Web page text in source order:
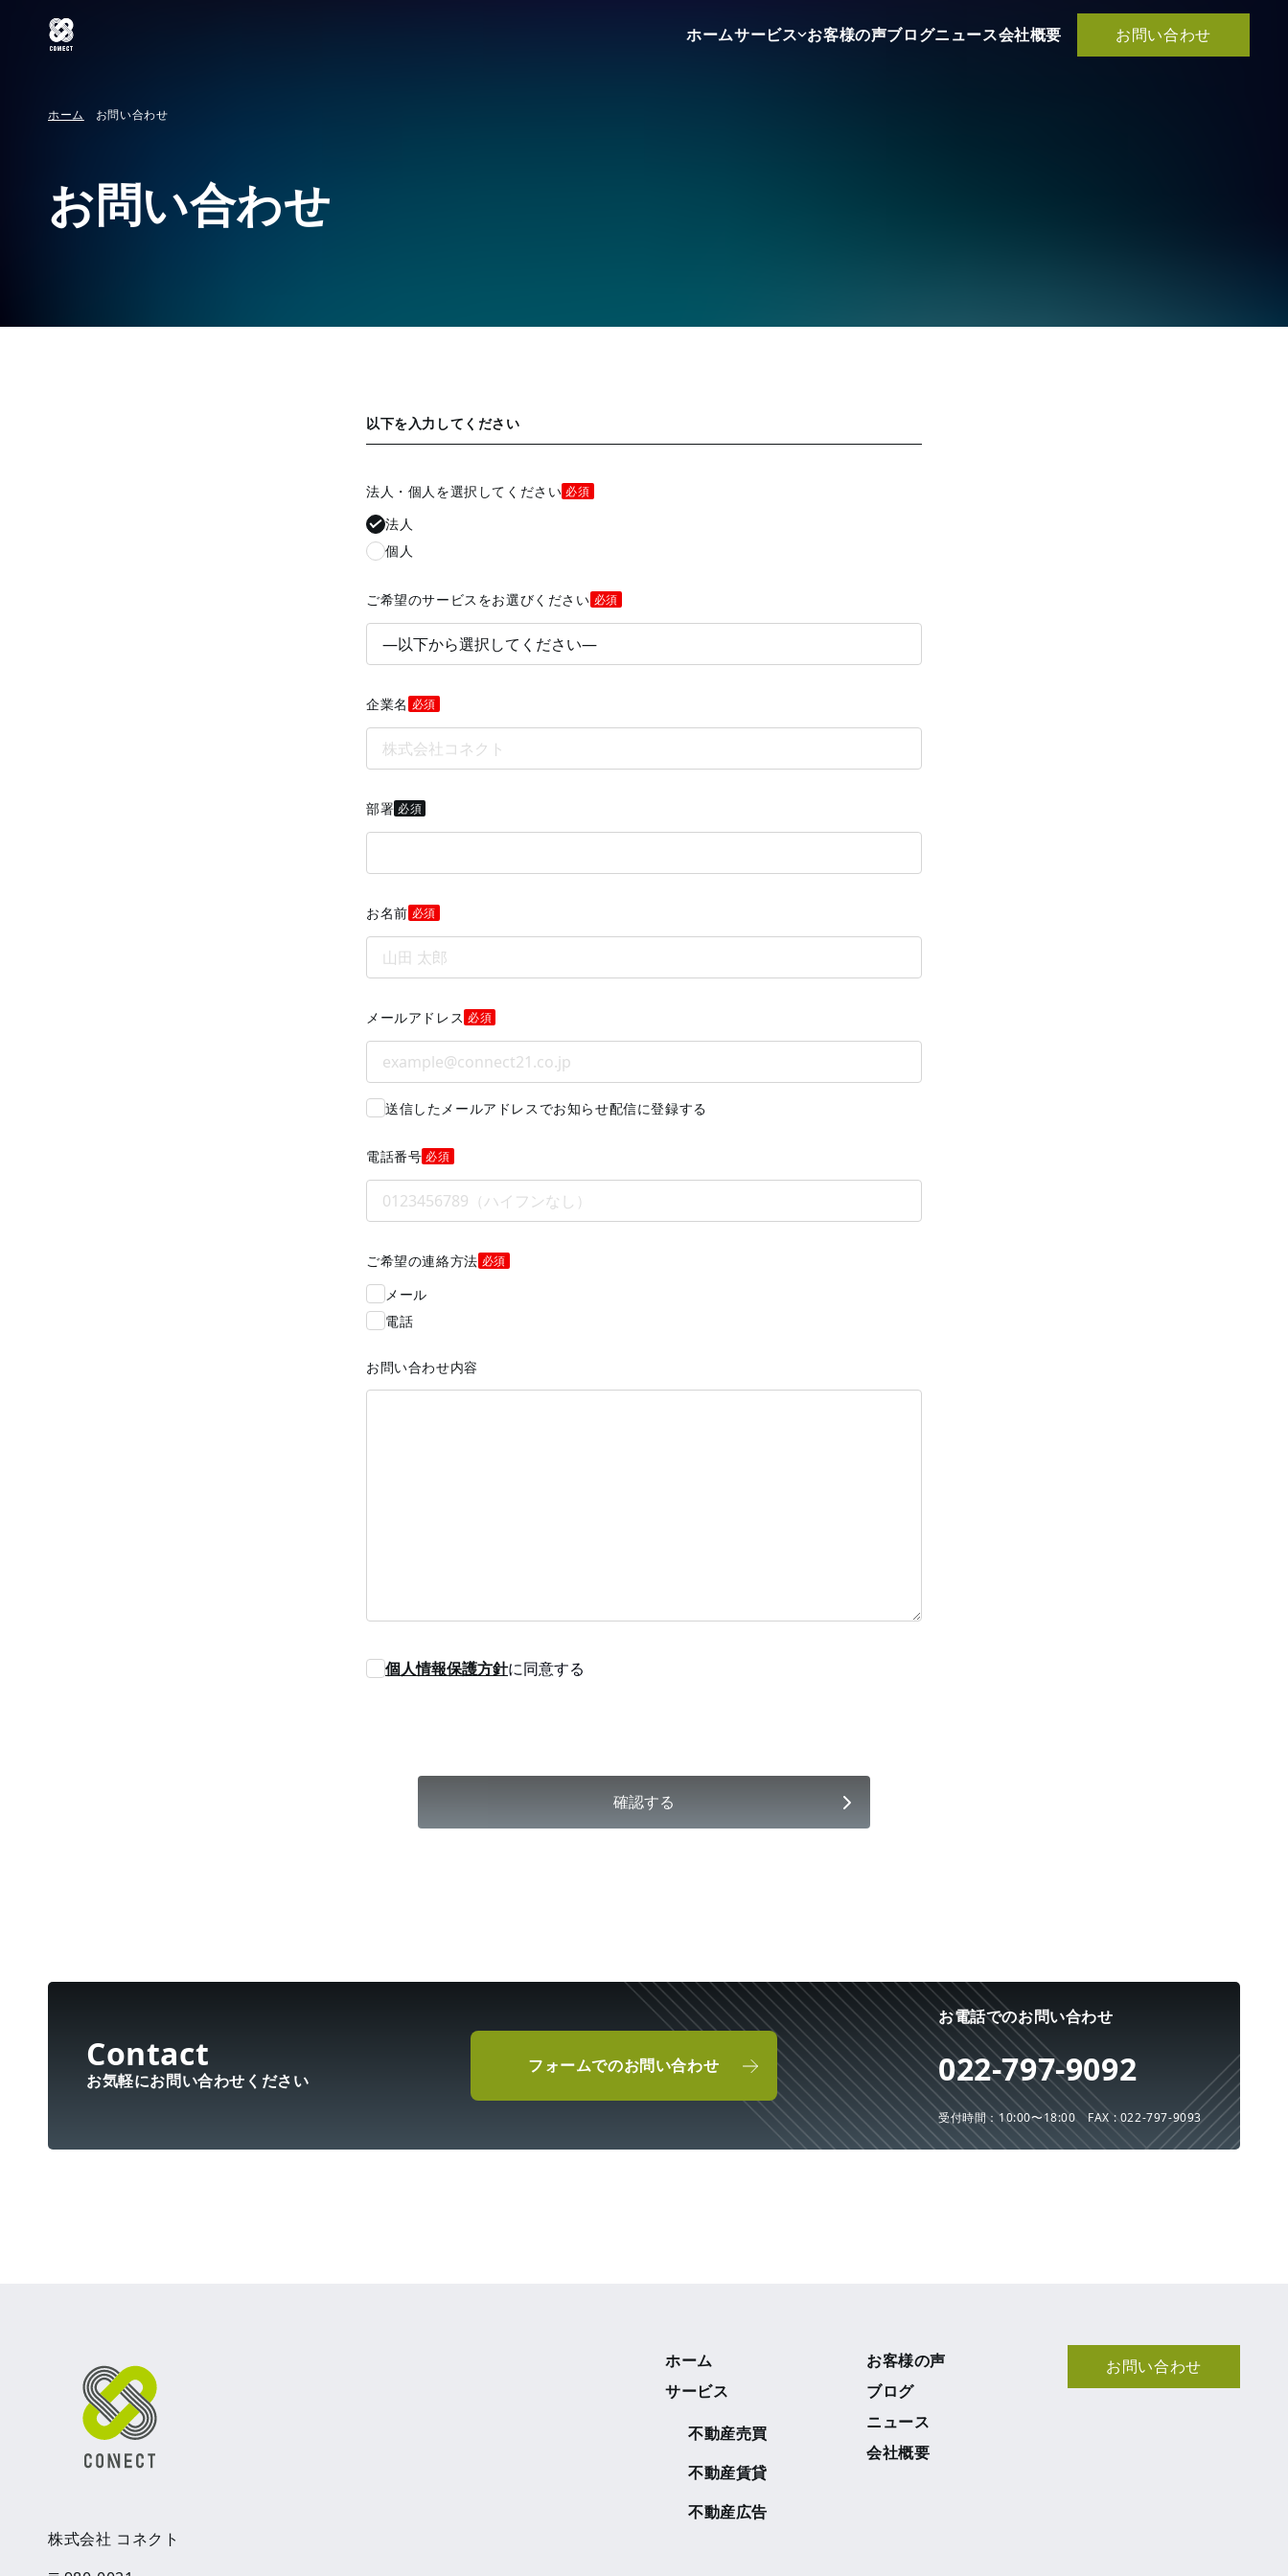
ホームサービス お客様の声ブログニュース会社概要 お問い合わせ
ホーム お問い合わせ
お問い合わせ
以下を入力してください
法人・個人を選択してください 必須
法人
個人
ご希望のサービスをお選びください 必須
企業名 必須
部署 必須
お名前 必須
メールアドレス 必須
送信したメールアドレスでお知らせ配信に登録する
電話番号 必須
ご希望の連絡方法 必須
メール
電話
お問い合わせ内容
個人情報保護方針に同意する
確認する
お気軽にお問い合わせください
フォームでのお問い合わせ
お電話でのお問い合わせ
022-797-9092
受付時間：10:00〜18:00FAX : 022-797-9093
株式会社 コネクト
ホーム
サービス
不動産売買
不動産賃貸
不動産広告
お客様の声
ブログ
ニュース
会社概要
お問い合わせ